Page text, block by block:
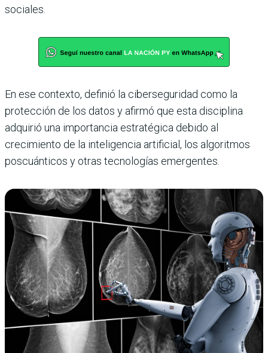
sociales.
En ese contexto, definió la ciberseguridad como la
protección de los datos y afirmó que esta disciplina
adquirió una importancia estratégica debido al
crecimiento de la inteligencia artificial, los algoritmos
poscuánticos y otras tecnologías emergentes.